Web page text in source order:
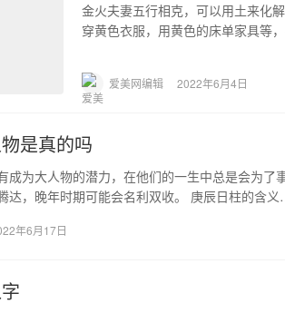
金火夫妻五行相克，可以用土来化
穿黄色衣服，用黄色的床单家具等
爱美网编辑 2022年6月4日
是真的吗
成为大人物的潜力，在他们的一生中总是会为
达，晚年时期可能会名利双收。 庚辰日柱的含
年6月17日